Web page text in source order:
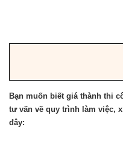
Bạn muốn biết giá thành thi
tư vấn về quy trình làm việc,
đây: